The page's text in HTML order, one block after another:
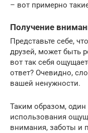
– вот примерно
Получение
Представьте себе,
друзей, может быть
вот так себя
ответ? Очевидно,
вашей ненужности.
Таким образом,
использования
внимания, заботы и